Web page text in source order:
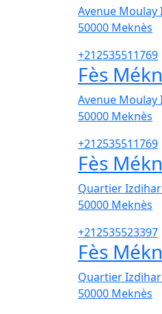
Avenue Moulay
50000 Meknès
+212535511769
Fès
Avenue Moulay
50000 Meknès
+212535511769
Fès
Quartier
50000 Meknès
+212535523397
Fès
Quartier
50000 Meknès